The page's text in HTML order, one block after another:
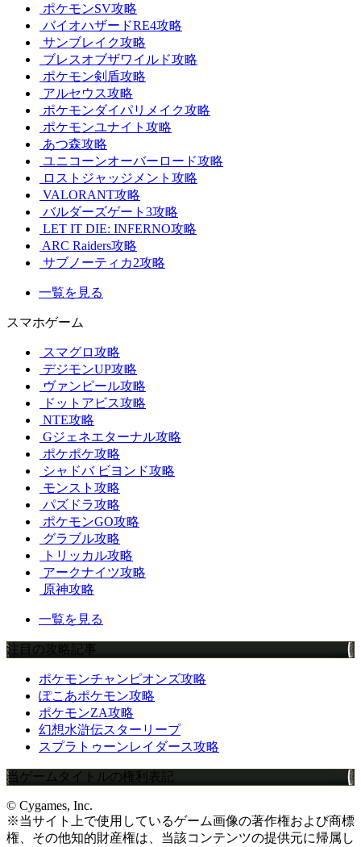
ポケモンSV攻略
バイオハザードRE4攻略
サンブレイク攻略
ブレスオブザワイルド攻略
ポケモン剣盾攻略
アルセウス攻略
ポケモンダイパリメイク攻略
ポケモンユナイト攻略
あつ森攻略
ユニコーンオーバーロード攻略
ロストジャッジメント攻略
VALORANT攻略
バルダーズゲート3攻略
LET IT DIE: INFERNO攻略
ARC Raiders攻略
サブノーティカ2攻略
一覧を見る
スマホゲーム
スマグロ攻略
デジモンUP攻略
ヴァンピール攻略
ドットアビス攻略
NTE攻略
Gジェネエターナル攻略
ポケポケ攻略
シャドバ ビヨンド攻略
モンスト攻略
パズドラ攻略
ポケモンGO攻略
グラブル攻略
トリッカル攻略
アークナイツ攻略
原神攻略
一覧を見る
注目の攻略記事
ポケモンチャンピオンズ攻略
ぽこあポケモン攻略
ポケモンZA攻略
幻想水滸伝スターリープ
スプラトゥーンレイダース攻略
当ゲームタイトルの権利表記
© Cygames, Inc.
※当サイト上で使用しているゲーム画像の著作権および商標
権、その他知的財産権は、当該コンテンツの提供元に帰属し